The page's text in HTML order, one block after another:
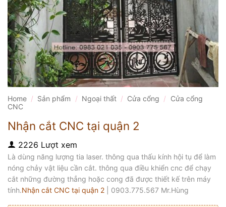
Home / Sản phẩm / Ngoại thất / Cửa cổng /
Cửa cổng
CNC
Nhận cắt CNC tại quận 2
2226 Lượt xem
Là dùng năng lượng tia laser. thông qua thấu kính hội tụ để làm
nóng chảy vật liệu cần cắt. thông qua điều khiển cnc để chạy
cắt những đường thẳng hoặc cong đã được thiết kế trên máy
tính.Nhận cắt CNC tại quận 2 | 0903.775.567 Mr.Hùng